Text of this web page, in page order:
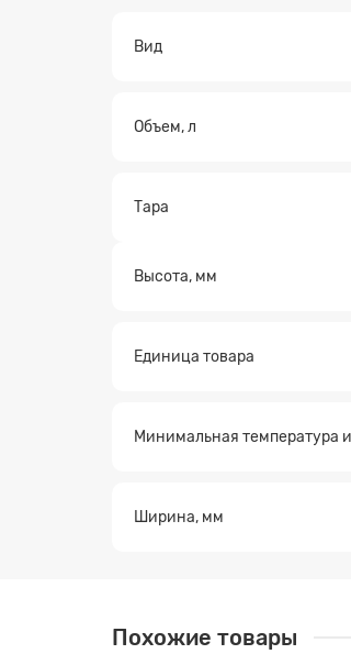
Вид
Объем, л
Тара
Высота, мм
Единица товара
Минимальная температура
Ширина, мм
Похожие товары